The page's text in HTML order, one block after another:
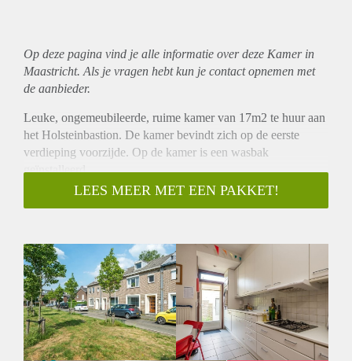
Op deze pagina vind je alle informatie over deze Kamer in
Maastricht. Als je vragen hebt kun je contact opnemen met
de aanbieder.
Leuke, ongemeubileerde, ruime kamer van 17m2 te huur aan
het Holsteinbastion. De kamer bevindt zich op de eerste
verdieping voorzijde. Op de kamer is een wasbak
geïnstalleerd.
In het huis zijn in totaal 5 kamers voor studenten beschikbaar.
Zij delen met zijn alle de keuken, badkamer, 2 toiletten en de
centrum. Er is een kleine supermarkt in de buurt.
Op 5 minuten fietsen ligt een winkelcentrum met 2 grote
supermarkten en een lokale supermarkt meteen om de hoek.
Beschikbaar voor minimaal 5/6 maanden of langer.
LEES MEER MET EEN PAKKET!